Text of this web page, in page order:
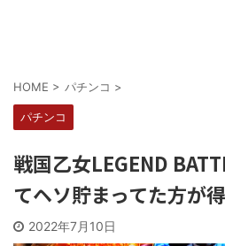
HOME > パチンコ >
パチンコ
戦国乙女LEGEND
てヘソ貯まってた方が
2022年7月10日